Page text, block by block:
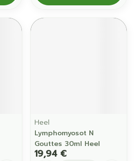
Heel
Lymphomyosot N
Gouttes 30ml Heel
19,94 €